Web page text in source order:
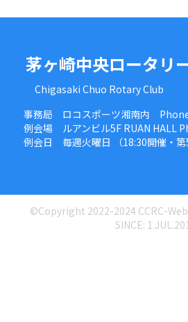
茅ヶ崎中央ロータリ
Chigasaki Chuo Rotary Club
事務局 ロコスポーツ湘南内
例会場 ルアンビル5F RUAN HALL
例会日 毎週火曜日 （18:30開催・第
©Copyright 2022-2024 CCRC-
SINCE: